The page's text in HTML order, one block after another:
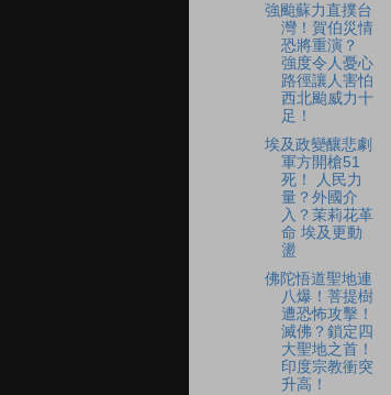
強颱蘇力直撲台
灣！賀伯災情
恐將重演？
強度令人憂心
路徑讓人害怕
西北颱威力十
足！
埃及政變釀悲劇
軍方開槍51
死！ 人民力
量？外國介
入？茉莉花革
命 埃及更動
盪
佛陀悟道聖地連
八爆！菩提樹
遭恐怖攻擊！
滅佛？鎖定四
大聖地之首！
印度宗教衝突
升高！